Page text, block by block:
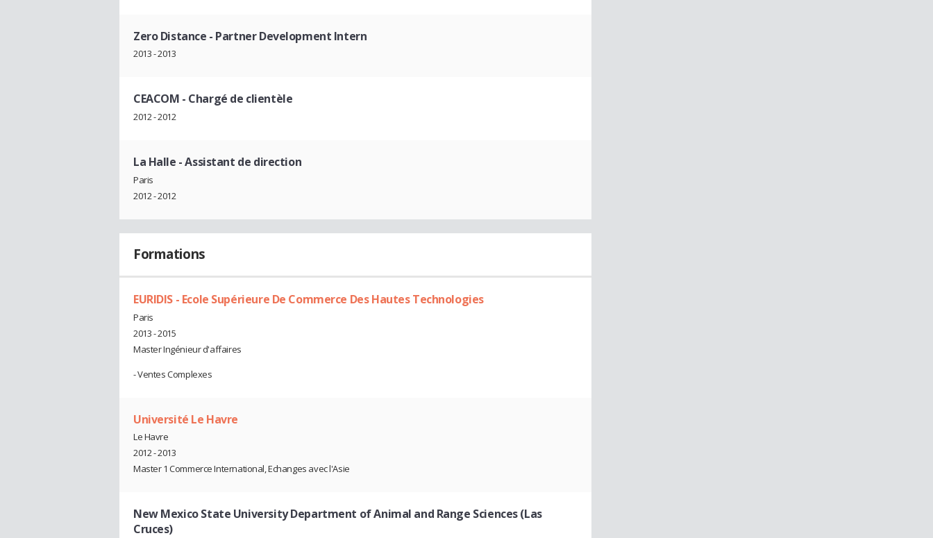
Zero Distance - Partner Development Intern
2013 - 2013
CEACOM - Chargé de clientèle
2012 - 2012
La Halle - Assistant de direction
Paris
2012 - 2012
Formations
EURIDIS - Ecole Supérieure De Commerce Des Hautes Technologies
Paris
2013 - 2015
Master Ingénieur d'affaires
- Ventes Complexes
Université Le Havre
Le Havre
2012 - 2013
Master 1 Commerce International, Echanges avec l'Asie
New Mexico State University Department of Animal and Range Sciences (Las
Cruces)